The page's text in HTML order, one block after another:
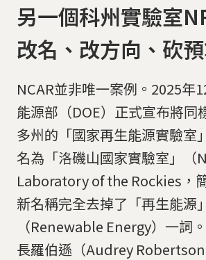
另一個科州實驗室
改名、改方向、砍
NCAR並非唯一案例。2025年
能源部（DOE）正式宣布將同
多州的「國家再生能源實驗室
名為「洛磯山國家實驗室」（
Laboratory of the Rockies，
新名稱完全去掉了「再生能源」
（Renewable Energy）一詞
長羅伯遜（Audrey